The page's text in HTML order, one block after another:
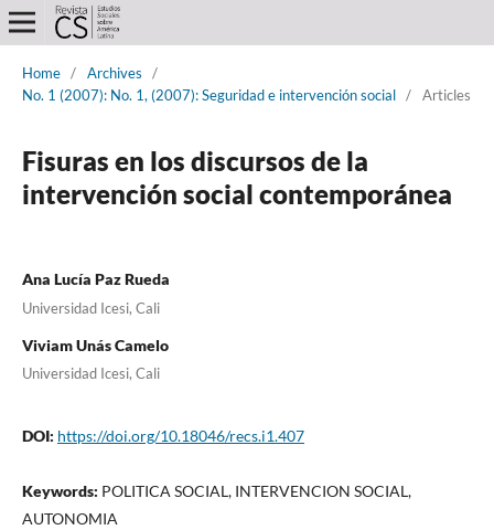
Home / Archives
/
No. 1 (2007): No. 1, (2007): Seguridad e intervención social / Articles
Fisuras en los discursos de la
intervención social contemporánea
Ana Lucía Paz Rueda
Universidad Icesi, Cali
Viviam Unás Camelo
Universidad Icesi, Cali
DOI: https://doi.org/10.18046/recs.i1.407
Keywords: POLITICA SOCIAL, INTERVENCION SOCIAL,
AUTONOMIA